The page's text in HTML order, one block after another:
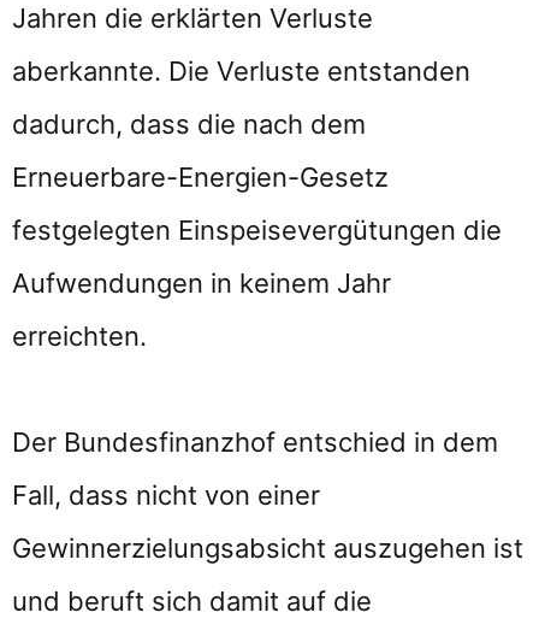
Jahren die erklärten Verluste
aberkannte. Die Verluste entstanden
dadurch, dass die nach dem
Erneuerbare-Energien-Gesetz
festgelegten Einspeisevergütungen die
Aufwendungen in keinem Jahr
erreichten.
Der Bundesfinanzhof entschied in dem
Fall, dass nicht von einer
Gewinnerzielungsabsicht auszugehen ist
und beruft sich damit auf die